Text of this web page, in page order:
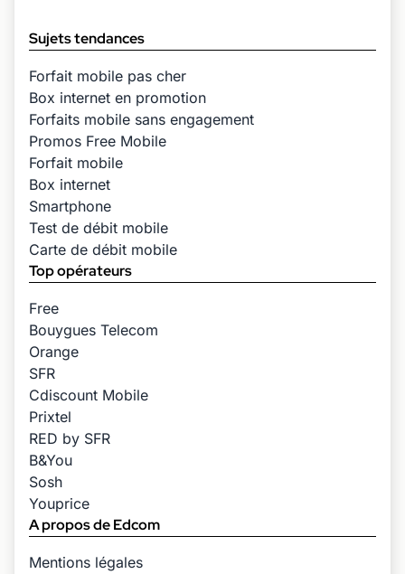
Sujets tendances
Forfait mobile pas cher
Box internet en promotion
Forfaits mobile sans engagement
Promos Free Mobile
Forfait mobile
Box internet
Smartphone
Test de débit mobile
Carte de débit mobile
Top opérateurs
Free
Bouygues Telecom
Orange
SFR
Cdiscount Mobile
Prixtel
RED by SFR
B&You
Sosh
Youprice
A propos de Edcom
Mentions légales